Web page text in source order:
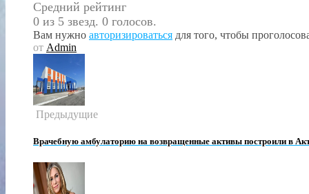
Средний рейтинг
0 из 5 звезд. 0 голосов.
Вам нужно авторизироваться для того, чтобы
от Admin
Предыдущие
Врачебную амбулаторию на возвращенные активы построили в